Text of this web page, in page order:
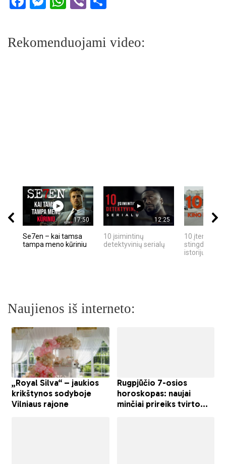
Rekomenduojami video:
17:50
Se7en – kai tamsa
tampa meno kūriniu
12:25
10 įsimintinų
detektyvinių serialų
10 įtemptų,
stingdančių
istorijų
Naujienos iš interneto: